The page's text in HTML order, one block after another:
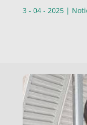
3 - 04 - 2025|